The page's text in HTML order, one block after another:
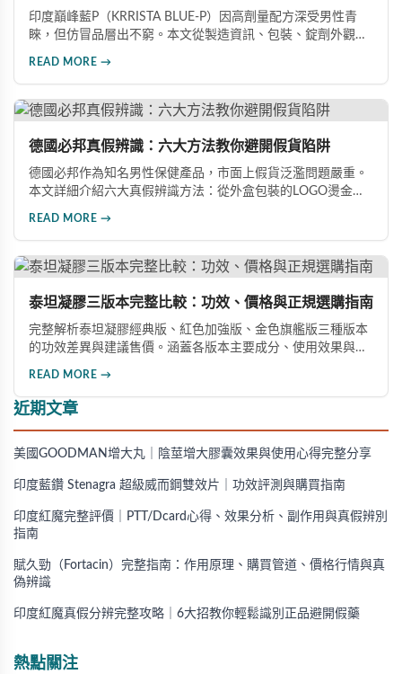
印度巔峰藍P（KRRISTA BLUE-P）因高劑量配方深受男性青
睞，但仿冒品層出不窮。本文從製造資訊、包裝、錠劑外觀、
READ MORE →
德國必邦真假辨識：六大方法教你避開假貨陷阱
德國必邦作為知名男性保健產品，市面上假貨泛濫問題嚴重。
本文詳細介紹六大真假辨識方法：從外盒包裝的LOGO燙金工
產品。
READ MORE →
泰坦凝膠三版本完整比較：功效、價格與正規選購指南
完整解析泰坦凝膠經典版、紅色加強版、金色旗艦版三種版本
的功效差異與建議售價。涵蓋各版本主要成分、使用效果與適
READ MORE →
近期文章
美國GOODMAN增大丸｜陰莖增大膠囊效果與使用心得完整分享
印度藍鑽 Stenagra 超級威而鋼雙效片｜功效評測與購買指南
印度紅魔完整評價｜PTT/Dcard心得、效果分析、副作用與真假辨別
指南
賦久勁（Fortacin）完整指南：作用原理、購買管道、價格行情與真
偽辨識
印度紅魔真假分辨完整攻略｜6大招教你輕鬆識別正品避開假藥
熱點關注